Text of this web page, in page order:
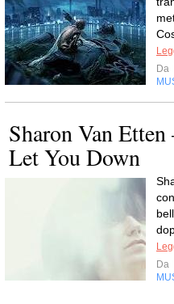
Da
Sharon Van
Let You Down
Da